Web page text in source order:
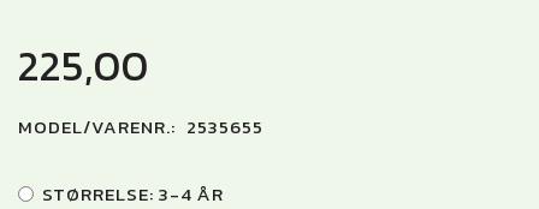
225,00
MODEL/VARENR.: 2535655
STØRRELSE: 3-4 ÅR